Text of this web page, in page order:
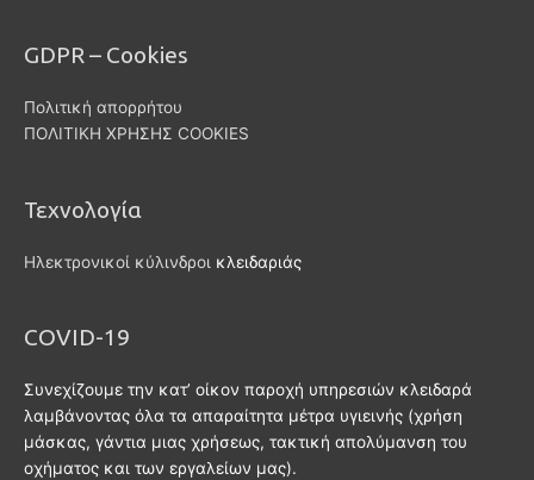
GDPR – Cookies
Πολιτική απορρήτου
ΠΟΛΙΤΙΚΗ ΧΡΗΣΗΣ COOKIES
Τεχνολογία
Ηλεκτρονικοί κύλινδροι κλειδαριάς
COVID-19
Συνεχίζουμε την κατ’ οίκον παροχή υπηρεσιών κλειδαρά
λαμβάνοντας όλα τα απαραίτητα μέτρα υγιεινής (χρήση
μάσκας, γάντια μιας χρήσεως, τακτική απολύμανση του
οχήματος και των εργαλείων μας).